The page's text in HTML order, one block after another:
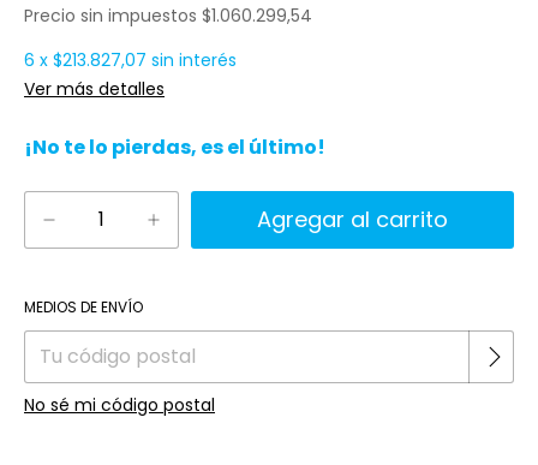
Precio sin impuestos $1.060.299,54
6 x $213.827,07 sin interés
Ver más detalles
¡No te lo pierdas, es el último!
Entregas para el CP:
MEDIOS DE ENVÍO
No sé mi código postal